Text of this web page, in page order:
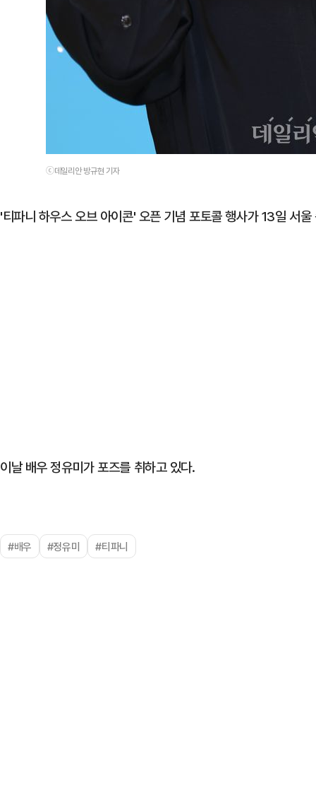
ⓒ데일리안 방규현 기자
'티파니 하우스 오브 아이콘' 오픈 기념 포토콜 행사가 13일 서
이날 배우 정유미가 포즈를 취하고 있다.
#배우 #정유미 #티파니